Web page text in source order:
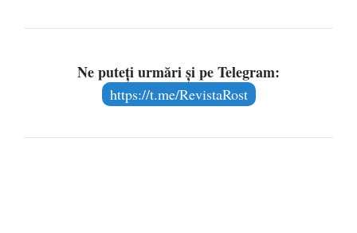
Ne puteți urmări și pe Telegram:
https://t.me/RevistaRost